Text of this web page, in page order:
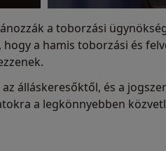
a toborzási
a hamis toborzási és
álláskeresőktől, és a
a legkönnyebben